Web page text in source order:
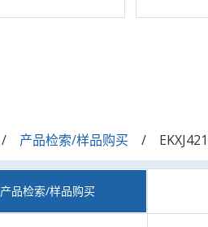
产品检索/样品购买
产品检索/样品购买